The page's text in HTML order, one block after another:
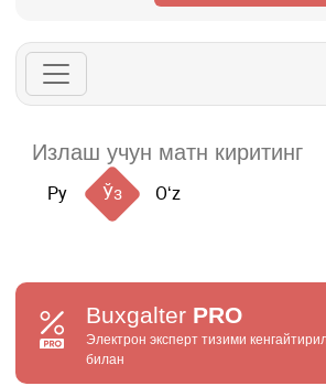
Ру Ўз Oʻz
Buxgalter PRO
Электрон эксперт тизими
билан